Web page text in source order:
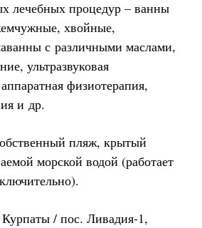
лечебных процедур – ванны
хвойные,
с различными маслами,
ультразвуковая
физиотерапия,
и др.
пляж, крытый
морской водой (работает
/ пос. Ливадия-1,